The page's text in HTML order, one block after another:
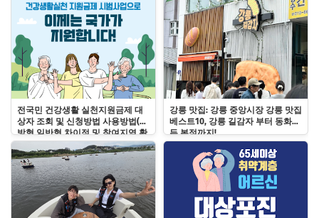
전국민 건강생활 실천지원금제 대
상자 조회 및 신청방법 사용방법(예
방형 일반형 차이점 및 참여지역 확
인)
강릉 맛집: 강릉 중앙시장 강릉 맛집
베스트10, 강릉 길감자 부터 동화가
든 본점까지!